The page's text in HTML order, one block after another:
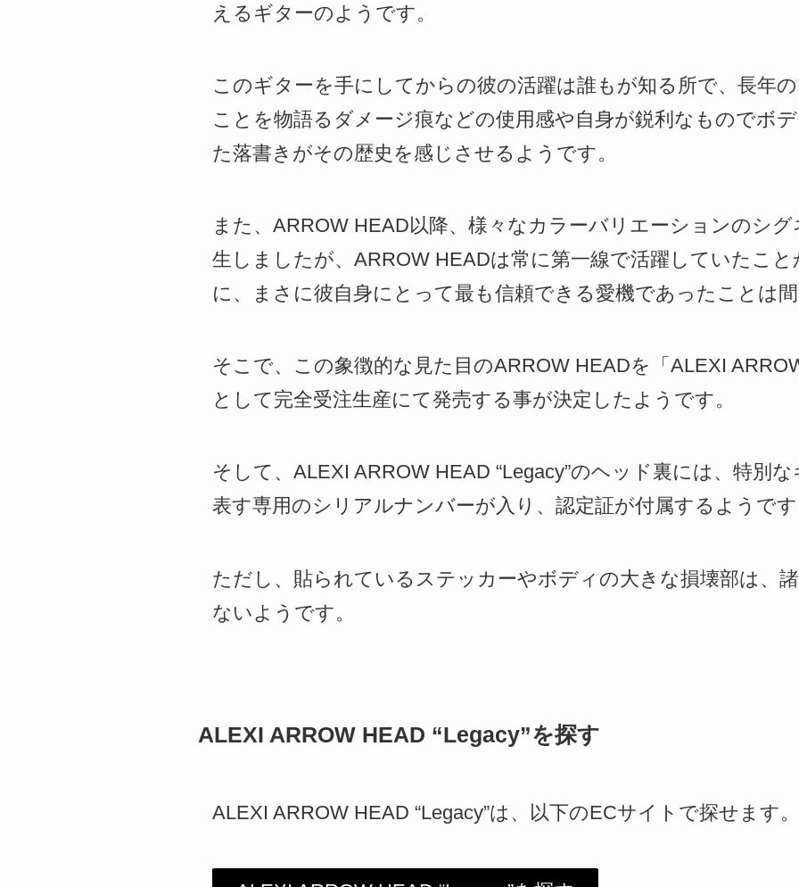
えるギターのようです。
このギターを手にしてからの彼の活躍は誰もが知る所で、長年
ことを物語るダメージ痕などの使用感や自身が鋭利なものでボ
た落書きがその歴史を感じさせるようです。
また、ARROW HEAD以降、様々なカラーバリエーションのシ
生しましたが、ARROW HEADは常に第一線で活躍していたこ
に、まさに彼自身にとって最も信頼できる愛機であったことは
そこで、この象徴的な見た目のARROW HEADを「ALEXI
として完全受注生産にて発売する事が決定したようです。
そして、ALEXI ARROW HEAD “Legacy”のヘッド裏には、特別
表す専用のシリアルナンバーが入り、認定証が付属するようで
ただし、貼られているステッカーやボディの大きな損壊部は、
ないようです。
ALEXI ARROW HEAD “Legacy”を探す
ALEXI ARROW HEAD “Legacy”は、以下のECサイトで探せます。